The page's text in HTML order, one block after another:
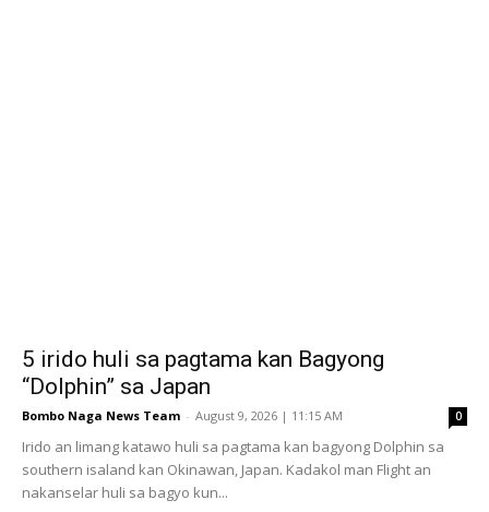
5 irido huli sa pagtama kan Bagyong
“Dolphin” sa Japan
Bombo Naga News Team - August 9, 2026 | 11:15 AM 0
Irido an limang katawo huli sa pagtama kan bagyong Dolphin sa
southern isaland kan Okinawan, Japan. Kadakol man Flight an
nakanselar huli sa bagyo kun...